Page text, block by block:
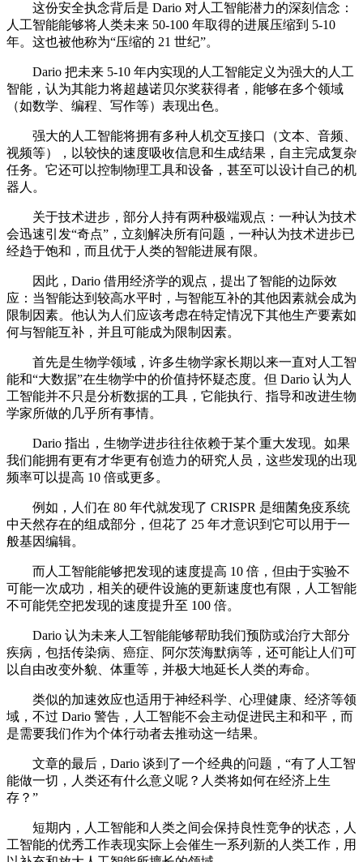
这份安全执念背后是 Dario 对人工智能潜力的深刻信念：
人工智能能够将人类未来 50-100 年取得的进展压缩到 5-10
年。这也被他称为“压缩的 21 世纪”。
Dario 把未来 5-10 年内实现的人工智能定义为强大的人工
智能，认为其能力将超越诺贝尔奖获得者，能够在多个领域
（如数学、编程、写作等）表现出色。
强大的人工智能将拥有多种人机交互接口（文本、音频、
视频等），以较快的速度吸收信息和生成结果，自主完成复杂
任务。它还可以控制物理工具和设备，甚至可以设计自己的机
器人。
关于技术进步，部分人持有两种极端观点：一种认为技术
会迅速引发“奇点”，立刻解决所有问题，一种认为技术进步已
经趋于饱和，而且优于人类的智能进展有限。
因此，Dario 借用经济学的观点，提出了智能的边际效
应：当智能达到较高水平时，与智能互补的其他因素就会成为
限制因素。他认为人们应该考虑在特定情况下其他生产要素如
何与智能互补，并且可能成为限制因素。
首先是生物学领域，许多生物学家长期以来一直对人工智
能和“大数据”在生物学中的价值持怀疑态度。但 Dario 认为人
工智能并不只是分析数据的工具，它能执行、指导和改进生物
学家所做的几乎所有事情。
Dario 指出，生物学进步往往依赖于某个重大发现。如果
我们能拥有更有才华更有创造力的研究人员，这些发现的出现
频率可以提高 10 倍或更多。
例如，人们在 80 年代就发现了 CRISPR 是细菌免疫系统
中天然存在的组成部分，但花了 25 年才意识到它可以用于一
般基因编辑。
而人工智能能够把发现的速度提高 10 倍，但由于实验不
可能一次成功，相关的硬件设施的更新速度也有限，人工智能
不可能凭空把发现的速度提升至 100 倍。
Dario 认为未来人工智能能够帮助我们预防或治疗大部分
疾病，包括传染病、癌症、阿尔茨海默病等，还可能让人们可
以自由改变外貌、体重等，并极大地延长人类的寿命。
类似的加速效应也适用于神经科学、心理健康、经济等领
域，不过 Dario 警告，人工智能不会主动促进民主和和平，而
是需要我们作为个体行动者去推动这一结果。
文章的最后，Dario 谈到了一个经典的问题，“有了人工智
能做一切，人类还有什么意义呢？人类将如何在经济上生
存？”
短期内，人工智能和人类之间会保持良性竞争的状态，人
工智能的优秀工作表现实际上会催生一系列新的人类工作，用